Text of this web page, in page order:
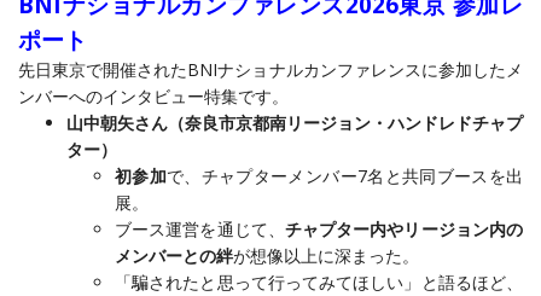
ポート
先日東京で開催されたBNIナショナルカンファレンスに参加したメ
ンバーへのインタビュー特集です。
山中朝矢さん（奈良市京都南リージョン・ハンドレドチャプ
ター）
初参加で、チャプターメンバー7名と共同ブースを出
展。
ブース運営を通じて、 チャプター内やリージョン内の
メンバーとの絆が想像以上に深まった。
「騙されたと思って行ってみてほしい」と語るほど、